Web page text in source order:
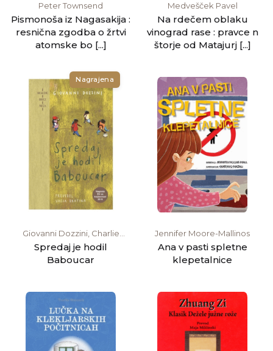
Peter Townsend
Pismonoša iz Nagasakija :
resnična zgodba o žrtvi
atomske bo [...]
Medvešček Pavel
Na rdečem oblaku
vinograd rase : pravce n
štorje od Matajurj [...]
Nagrajena
Giovanni Dozzini, Charlie
Mackesy
Spredaj je hodil
Baboucar
Jennifer Moore-Mallinos
Ana v pasti spletne
klepetalnice